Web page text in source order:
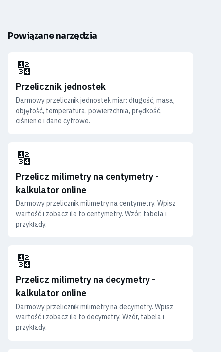
Powiązane narzędzia
🔢
Przelicznik jednostek
Darmowy przelicznik jednostek miar: długość, masa,
objętość, temperatura, powierzchnia, prędkość,
ciśnienie i dane cyfrowe.
🔢
Przelicz milimetry na centymetry -
kalkulator online
Darmowy przelicznik milimetry na centymetry. Wpisz
wartość i zobacz ile to centymetry. Wzór, tabela i
przykłady.
🔢
Przelicz milimetry na decymetry -
kalkulator online
Darmowy przelicznik milimetry na decymetry. Wpisz
wartość i zobacz ile to decymetry. Wzór, tabela i
przykłady.